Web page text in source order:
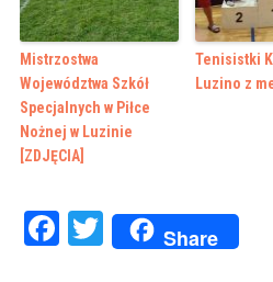
Mistrzostwa
Województwa Szkół
Specjalnych w Piłce
Nożnej w Luzinie
[ZDJĘCIA]
Tenisistki
Luzino z
Facebook
Twitter
Share